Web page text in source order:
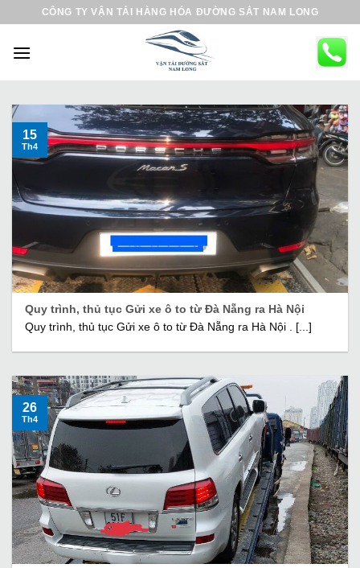
CÔNG TY VẬN TẢI HÀNG HÓA ĐƯỜNG SẮT NAM LONG
Quy trình, thủ tục Gửi xe ô to từ Đà Nẵng ra Hà Nội
Quy trình, thủ tục Gửi xe ô to từ Đà Nẵng ra Hà Nội . [...]
15
Th4
26
Th4